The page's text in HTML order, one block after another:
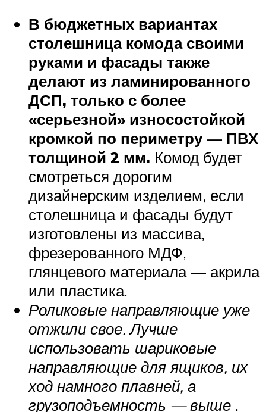
В бюджетных вариантах
столешница комода своими
руками и фасады также
делают из ламинированного
ДСП, только с более
«серьезной» износостойкой
кромкой по периметру — ПВХ
толщиной 2 мм. Комод будет
смотреться дорогим
дизайнерским изделием, если
столешница и фасады будут
изготовлены из массива,
фрезерованного МДФ,
глянцевого материала — акрила
или пластика.
Роликовые направляющие уже
отжили свое. Лучше
использовать шариковые
направляющие для ящиков, их
ход намного плавней, а
грузоподъемность — выше .